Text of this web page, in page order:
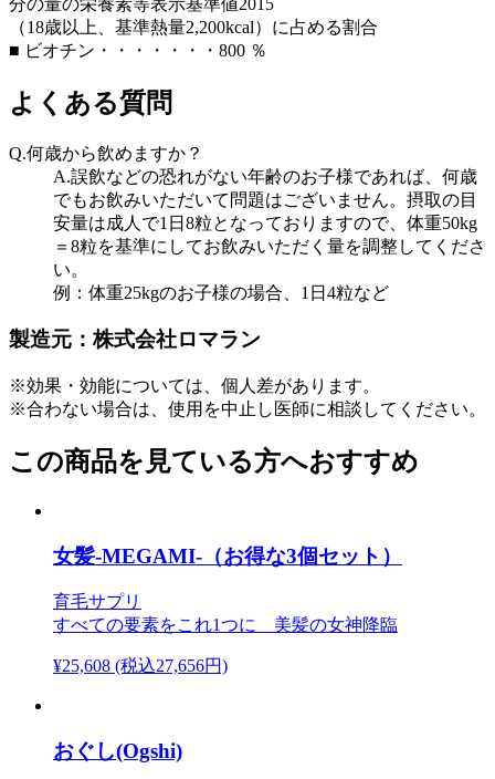
（18歳以上、基準熱量2,200kcal）に占める割合
■ ビオチン・・・・・・・800 ％
よくある質問
Q.何歳から飲めますか？
A.誤飲などの恐れがない年齢のお子様であれば、何歳
でもお飲みいただいて問題はございません。摂取の目
安量は成人で1日8粒となっておりますので、体重50kg
＝8粒を基準にしてお飲みいただく量を調整してくださ
い。
例：体重25kgのお子様の場合、1日4粒など
製造元：株式会社ロマラン
※効果・効能については、個人差があります。
※合わない場合は、使用を中止し医師に相談してください。
この商品を見ている方へおすすめ
女髪-MEGAMI-（お得な3個セット）
育毛サプリ
すべての要素をこれ1つに 美髪の女神降臨
¥25,608 (税込27,656円)
おぐし(Ogshi)